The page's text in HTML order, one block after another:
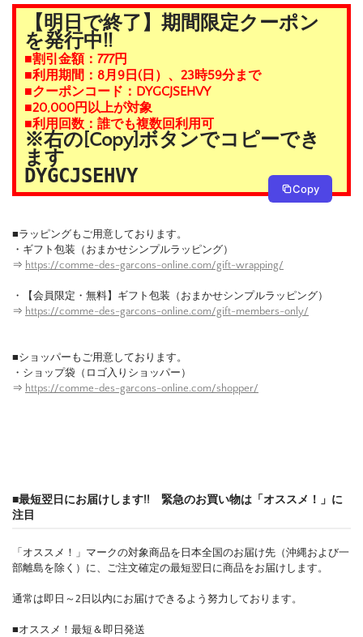
【明日で終了】期間限定クーポン
を発行中!!
■割引金額：777円
■利用期間：8月9日(日）、23時59分まで
■クーポンコード：DYGCJSEHVY
■20,000円以上が対象
■利用回数：誰でも複数回利用可
※右の[Copy]ボタンでコピーでき
ます
DYGCJSEHVY
Copy
■ラッピングもご用意しております。
・ギフト包装（おまかせシンプルラッピング）
⇒ https://comme-des-garcons-online.com/gift-wrapping/
・【会員限定・無料】ギフト包装（おまかせシンプルラッピング）
⇒ https://comme-des-garcons-online.com/gift-members-only/
■ショッパーもご用意しております。
・ショップ袋（ロゴ入りショッパー）
⇒ https://comme-des-garcons-online.com/shopper/
■最短翌日にお届けします!! 緊急のお買い物は「オススメ！」に
注目
「オススメ！」マークの対象商品を日本全国のお届け先（沖縄および一
部離島を除く）に、ご注文確定の最短翌日に商品をお届けします。
通常は即日～2日以内にお届けできるよう努力しております。
■オススメ！最短＆即日発送